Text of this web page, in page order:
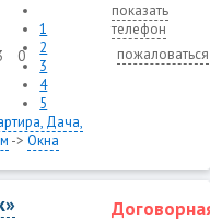
0
1
2
3
4
5
Дача,
->Окна
показать
телефон
пожаловаться